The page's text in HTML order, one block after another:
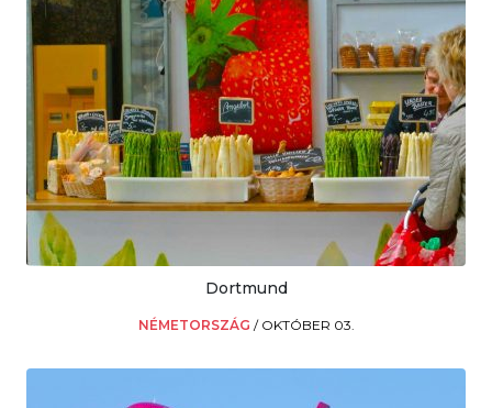
Dortmund
NÉMETORSZÁG / OKTÓBER 03.